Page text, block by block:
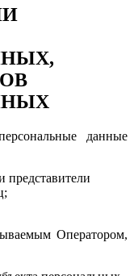
данные
представители
Оператором,